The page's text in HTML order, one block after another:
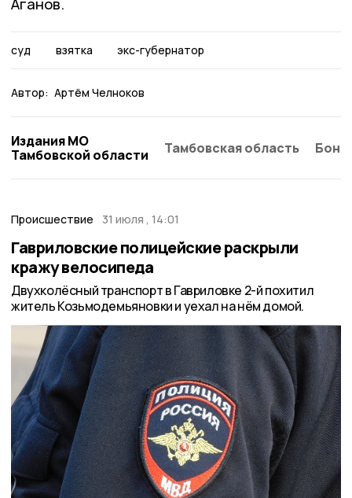
Аганов.
суд взятка экс-губернатор
Автор: Артём Челноков
Издания МО
Тамбовской области
Тамбовская область
Происшествие 31 июля , 14:01
Гавриловские полицейские раскрыли
кражу велосипеда
Двухколёсный транспорт в Гавриловке 2-й похитил
житель Козьмодемьяновки и уехал на нём домой.